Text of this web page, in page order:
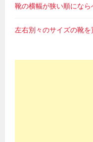
靴の横幅が狭い順にな
左右別々のサイズの靴